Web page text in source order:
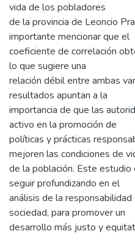
vida de los pobladores
de la provincia de Leoncio
importante mencionar que el
coeficiente de correlación
lo que sugiere una
relación débil entre ambas
resultados apuntan a la
importancia de que las
activo en la promoción de
políticas y prácticas
mejoren las condiciones de
de la población. Este
seguir profundizando en el
análisis de la
sociedad, para promover un
desarrollo más justo y